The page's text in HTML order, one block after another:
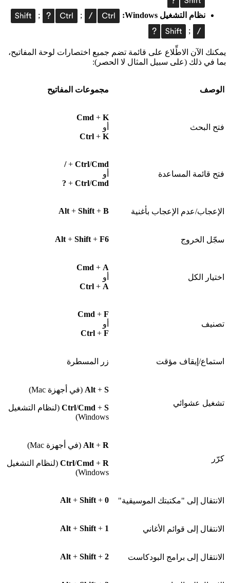
نظام التشغيل Windows: ;
;
;
يمكنك الآن الاطِّلاع على قائمة تضم جميع اختصارات لوحة المفاتيح،
بما في ذلك (على سبيل المثال لا الحصر):
الوصف مجموعات المفاتيح
فتح البحث
Cmd + K
أو
Ctrl + K
فتح قائمة المساعدة
Ctrl/Cmd
+
/
أو
Ctrl/Cmd
+
?
الإعجاب/عدم الإعجاب بأغنية Alt + Shift + B
سجّل الخروج Alt + Shift + F6
اختيار الكل
Cmd + A
أو
Ctrl + A
تصنيف
Cmd + F
أو
Ctrl + F
استماع/إيقاف مؤقت زر المسطرة
تشغيل عشوائي
Alt + S (في أجهزة Mac)
Ctrl/Cmd + S
(لنظام التشغيل
Windows)
كرّر
Alt + R (في أجهزة Mac)
Ctrl/Cmd + R
(لنظام التشغيل
Windows)
الانتقال إلى "مكتبتك الموسيقية" Alt + Shift + 0
الانتقال إلى قوائم الأغاني Alt + Shift + 1
الانتقال إلى برامج البودكاست Alt + Shift + 2